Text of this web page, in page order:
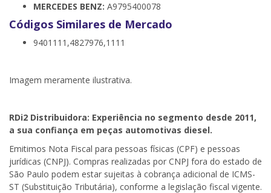
MERCEDES BENZ: A9795400078
Códigos Similares de Mercado
9401111,4827976,1111
Imagem meramente ilustrativa.
RDi2 Distribuidora: Experiência no segmento desde 2011,
a sua confiança em peças automotivas diesel.
Emitimos Nota Fiscal para pessoas físicas (CPF) e pessoas
jurídicas (CNPJ). Compras realizadas por CNPJ fora do estado de
São Paulo podem estar sujeitas à cobrança adicional de ICMS-
ST (Substituição Tributária), conforme a legislação fiscal vigente.